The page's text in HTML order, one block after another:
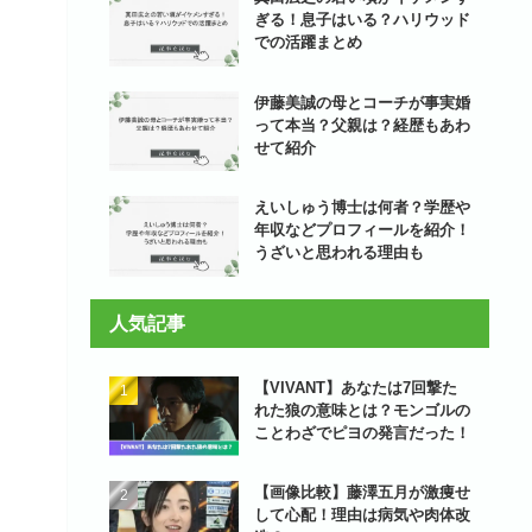
ぎる！息子はいる？ハリウッド
での活躍まとめ
伊藤美誠の母とコーチが事実婚
って本当？父親は？経歴もあわ
せて紹介
えいしゅう博士は何者？学歴や
年収などプロフィールを紹介！
うざいと思われる理由も
人気記事
【VIVANT】あなたは7回撃た
れた狼の意味とは？モンゴルの
ことわざでピヨの発言だった！
【画像比較】藤澤五月が激痩せ
して心配！理由は病気や肉体改